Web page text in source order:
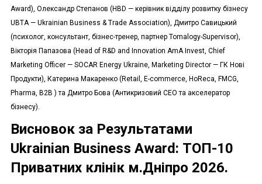
Award), Олександр Степанов (HBD — керівник відділу розвитку бізнесу
UBTA — Ukrainian Business & Trade Association), Дмитро Савицький
(психолог, консультант, бізнес-тренер, партнер Tomalogy-Supervisor),
Вікторія Папазова (Head of R&D and Innovation AmA Invest, Chief
Marketing Officer — SOCAR Energy Ukraine, Marketing Director — ГК Нові
Продукти), Катерина Макаренко (Retail, E-commerce, HoReca, FMCG,
Pharma, B2B ) та Дмитро Бова (Антикризовий CEO та акселератор
бізнесу).
Висновок за Результатами
Ukrainian Business Award: ТОП-10
Приватних клінік м.Дніпро 2026.